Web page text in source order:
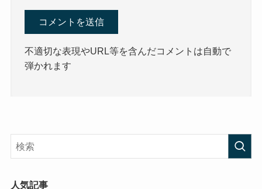
不適切な表現やURL等を含んだコメントは自動で
弾かれます
人気記事